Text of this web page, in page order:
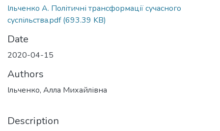
Ільченко А. Політичні трансформації сучасного
суспільства.pdf(693.39 KB)
Date
2020-04-15
Authors
Ільченко, Алла Михайлівна
Description